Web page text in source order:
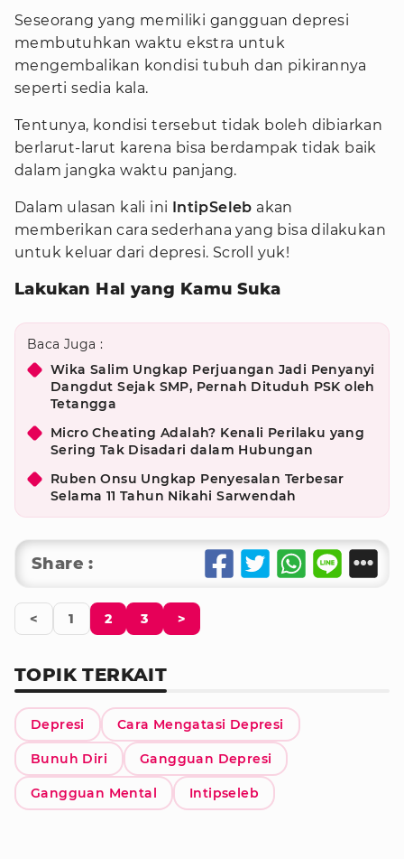
Seseorang yang memiliki gangguan depresi
membutuhkan waktu ekstra untuk
mengembalikan kondisi tubuh dan pikirannya
seperti sedia kala.
Tentunya, kondisi tersebut tidak boleh dibiarkan
berlarut-larut karena bisa berdampak tidak baik
dalam jangka waktu panjang.
Dalam ulasan kali ini IntipSeleb akan
memberikan cara sederhana yang bisa dilakukan
untuk keluar dari depresi. Scroll yuk!
Lakukan Hal yang Kamu Suka
Baca Juga :
Wika Salim Ungkap Perjuangan Jadi Penyanyi
Dangdut Sejak SMP, Pernah Dituduh PSK oleh
Tetangga
Micro Cheating Adalah? Kenali Perilaku yang
Sering Tak Disadari dalam Hubungan
Ruben Onsu Ungkap Penyesalan Terbesar
Selama 11 Tahun Nikahi Sarwendah
Share :
< 1 2 3 >
TOPIK TERKAIT
Depresi Cara Mengatasi Depresi
Bunuh Diri Gangguan Depresi
Gangguan Mental Intipseleb